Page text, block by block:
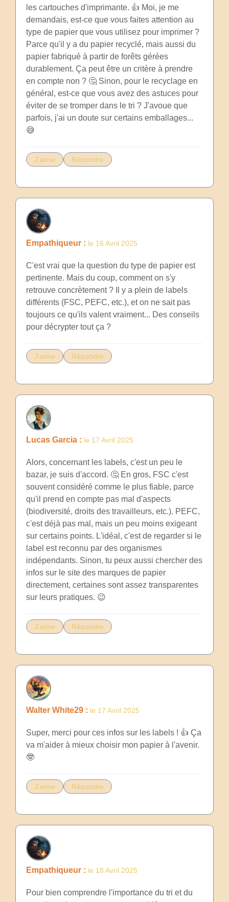
les cartouches d'imprimante. 👍 Moi, je me
demandais, est-ce que vous faites attention au
type de papier que vous utilisez pour imprimer ?
Parce qu'il y a du papier recyclé, mais aussi du
papier fabriqué à partir de forêts gérées
durablement. Ça peut être un critère à prendre
en compte non ? 🤔 Sinon, pour le recyclage en
général, est-ce que vous avez des astuces pour
éviter de se tromper dans le tri ? J'avoue que
parfois, j'ai un doute sur certains emballages...
😅
J'aime Répondre
Empathiqueur : le 16 Avril 2025
C'est vrai que la question du type de papier est
pertinente. Mais du coup, comment on s'y
retrouve concrètement ? Il y a plein de labels
différents (FSC, PEFC, etc.), et on ne sait pas
toujours ce qu'ils valent vraiment... Des conseils
pour décrypter tout ça ?
J'aime Répondre
Lucas Garcia : le 17 Avril 2025
Alors, concernant les labels, c'est un peu le
bazar, je suis d'accord. 🤔 En gros, FSC c'est
souvent considéré comme le plus fiable, parce
qu'il prend en compte pas mal d'aspects
(biodiversité, droits des travailleurs, etc.). PEFC,
c'est déjà pas mal, mais un peu moins exigeant
sur certains points. L'idéal, c'est de regarder si le
label est reconnu par des organismes
indépendants. Sinon, tu peux aussi chercher des
infos sur le site des marques de papier
directement, certaines sont assez transparentes
sur leurs pratiques. 😉
J'aime Répondre
Walter White29 : le 17 Avril 2025
Super, merci pour ces infos sur les labels ! 👍 Ça
va m'aider à mieux choisir mon papier à l'avenir.
🤓
J'aime Répondre
Empathiqueur : le 18 Avril 2025
Pour bien comprendre l'importance du tri et du